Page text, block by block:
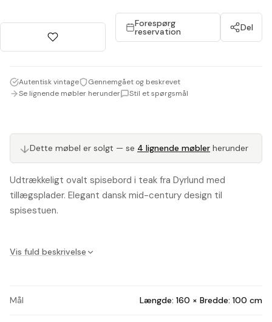
Udtrækkeligt ovalt spisebord i teak fra Dyrlund med
tillægsplader. Elegant dansk mid-century design til
spisestuen.
Vis fuld beskrivelse
Mål Længde: 160 × Bredde: 100 cm
Forespørg
reservation Del
Autentisk vintage
Gennemgået og beskrevet
Se lignende møbler herunder
Stil et spørgsmål
↓Dette møbel er solgt — se 4 lignende møbler herunder